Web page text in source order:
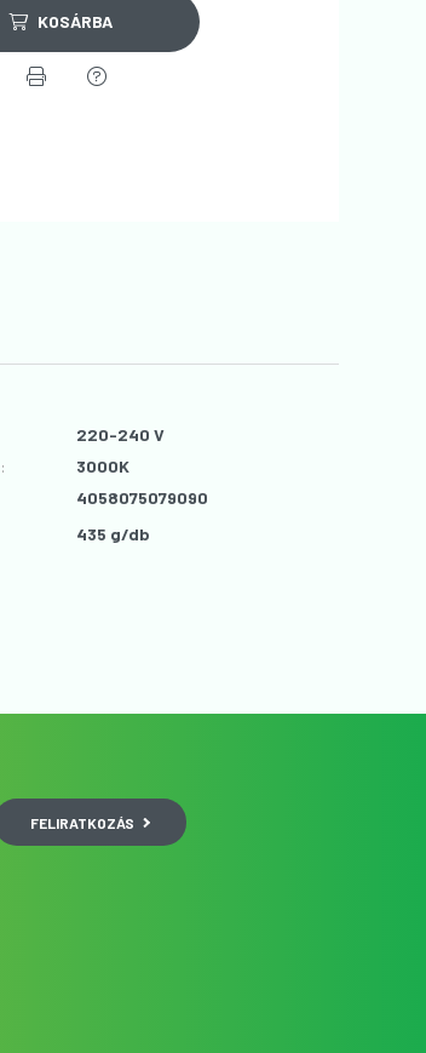
KOSÁRBA
220-240 V
:
3000K
4058075079090
435 g/db
FELIRATKOZÁS